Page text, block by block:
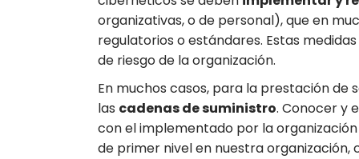
organizativas, o de personal), que en
regulatorios o estándares. Estas
de riesgo de la organización.
En muchos casos, para la prestación
las cadenas de suministro. Conocer y
con el implementado por la
de primer nivel en nuestra organización,